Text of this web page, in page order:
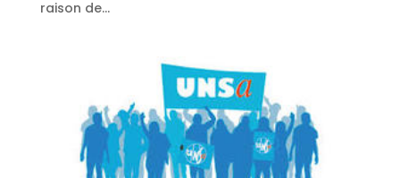
raison de...